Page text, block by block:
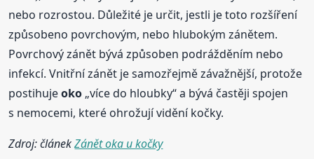
nebo rozrostou. Důležité je určit, jestli je toto rozšíření
způsobeno povrchovým, nebo hlubokým zánětem.
Povrchový zánět bývá způsoben podrážděním nebo
infekcí. Vnitřní zánět je samozřejmě závažnější, protože
postihujeoko „více do hloubky“ a bývá častěji spojen
s nemocemi, které ohrožují vidění kočky.
Zdroj: článekZánět oka u kočky